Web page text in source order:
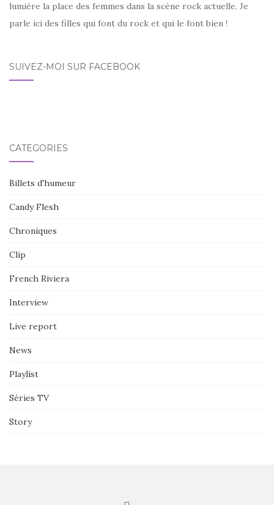
lumière la place des femmes dans la scène rock actuelle. Je
parle ici des filles qui font du rock et qui le font bien !
SUIVEZ-MOI SUR FACEBOOK
CATÉGORIES
Billets d'humeur
Candy Flesh
Chroniques
Clip
French Riviera
Interview
Live report
News
Playlist
Séries TV
Story